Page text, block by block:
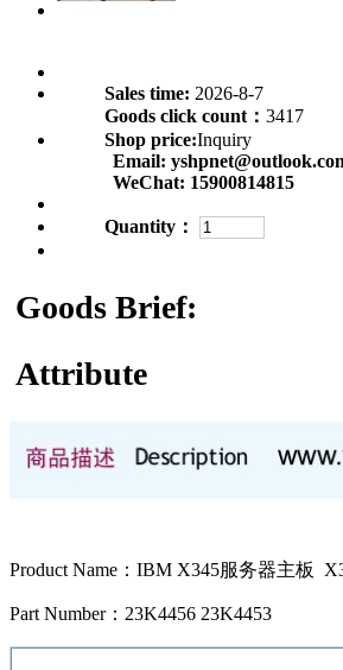
Sales time: 2026-8-7
Goods click count： 3417
Shop price:Inquiry
Email:
WeChat: 15900814815
Quantity：
Goods Brief:
Attribute
Product Name：IBM X345服务器主板
Part Number：23K4456 23K4453